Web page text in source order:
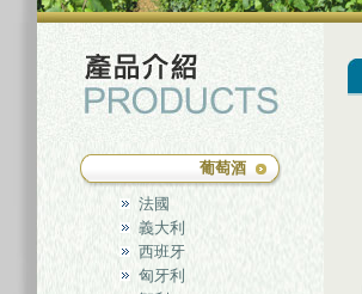
葡萄酒
法國
義大利
西班牙
匈牙利